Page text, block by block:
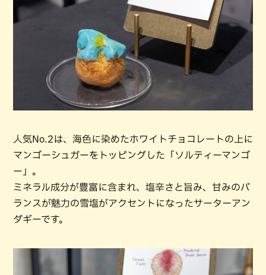
人気No.2は、海色に染めたホワイトチョコレートの上に
マンゴーシュガーをトッピングした「ソルティーマンゴ
ー」。
ミネラル成分が豊富に含まれ、塩辛さと旨み、甘みのバ
ランスが魅力の雪塩がアクセントになったサーターアン
ダギーです。